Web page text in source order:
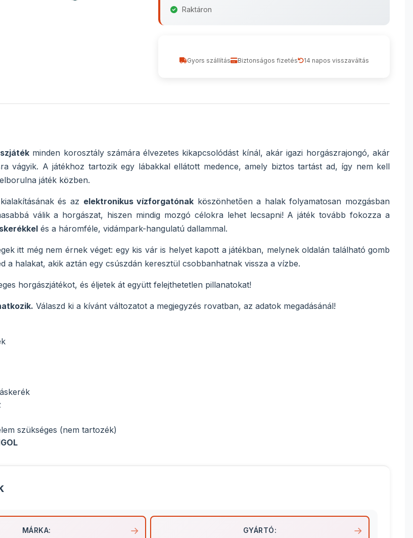
Raktáron
Gyors szállítás Biztonságos fizetés 14 napos visszaváltás
minden korosztály számára élvezetes kikapcsolódást kínál, akár igazi horgászrajongó, akár
vágyik. A játékhoz tartozik egy lábakkal ellátott medence, amely biztos tartást ad, így nem kell
játék közben.
és az elektronikus vízforgatónak köszönhetően a halak folyamatosan mozgásban
válik a horgászat, hiszen mindig mozgó célokra lehet lecsapni! A játék tovább fokozza a
és a háromféle, vidámpark-hangulatú dallammal.
itt még nem érnek véget: egy kis vár is helyet kapott a játékban, melynek oldalán található gomb
a halakat, akik aztán egy csúszdán keresztül csobbanhatnak vissza a vízbe.
horgászjátékot, és éljetek át együtt felejthetetlen pillanatokat!
Válaszd ki a kívánt változatot a megjegyzés rovatban, az adatok megadásánál!
szükséges (nem tartozék)
MÁRKA: GYÁRTÓ: